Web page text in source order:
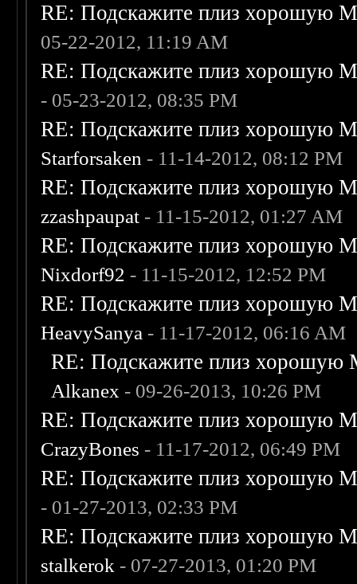
RE: Подскажите плиз хорошую
05-22-2012, 11:19 AM
RE: Подскажите плиз хорошую
- 05-23-2012, 08:35 PM
RE: Подскажите плиз хорошую
Starforsaken - 11-14-2012, 08:12 PM
RE: Подскажите плиз хорошую
zzashpaupat - 11-15-2012, 01:27 AM
RE: Подскажите плиз хорошую
Nixdorf92 - 11-15-2012, 12:52 PM
RE: Подскажите плиз хорошую
HeavySanya - 11-17-2012, 06:16 AM
RE: Подскажите плиз хорошую
Alkanex - 09-26-2013, 10:26 PM
RE: Подскажите плиз хорошую
CrazyBones - 11-17-2012, 06:49 PM
RE: Подскажите плиз хорошую
- 01-27-2013, 02:33 PM
RE: Подскажите плиз хорошую
stalkerok - 07-27-2013, 01:20 PM